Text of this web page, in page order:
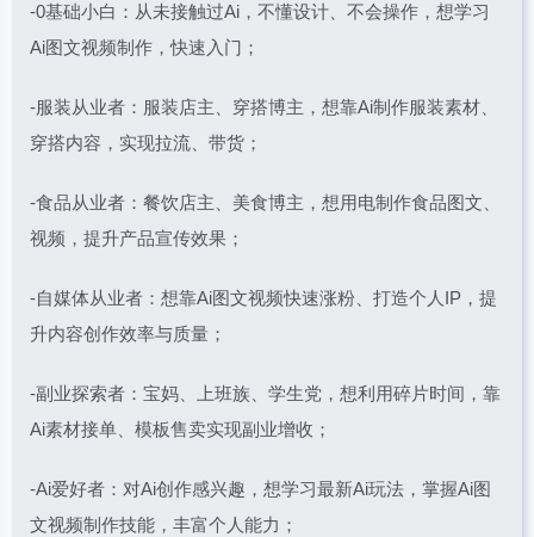
-0基础小白：从未接触过Ai，不懂设计、不会操作，想学习
Ai图文视频制作，快速入门；
-服装从业者：服装店主、穿搭博主，想靠Ai制作服装素材、
穿搭内容，实现拉流、带货；
-食品从业者：餐饮店主、美食博主，想用电制作食品图文、
视频，提升产品宣传效果；
-自媒体从业者：想靠Ai图文视频快速涨粉、打造个人IP，提
升内容创作效率与质量；
-副业探索者：宝妈、上班族、学生党，想利用碎片时间，靠
Ai素材接单、模板售卖实现副业增收；
-Ai爱好者：对Ai创作感兴趣，想学习最新Ai玩法，掌握Ai图
文视频制作技能，丰富个人能力；